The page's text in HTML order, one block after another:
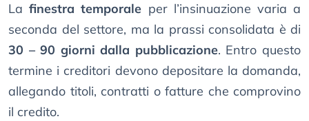
Lafinestra temporale per l’insinuazione varia a
seconda del settore, ma la prassi consolidata è di
30 – 90 giorni dalla pubblicazione. Entro questo
termine i creditori devono depositare la domanda,
allegando titoli, contratti o fatture che comprovino
il credito.